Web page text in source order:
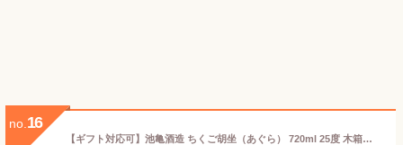
no. 16
【ギフト対応可】池亀酒造 ちくご胡坐（あぐら） 720ml 25度 木箱入り 福岡県 麦焼酎 お酒 酒 ギフト プレゼント 飲み比べ 内祝い 誕生日 男性 女性 お中元